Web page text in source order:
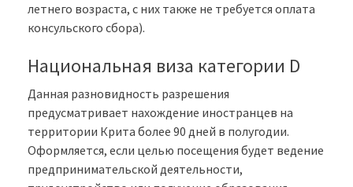
летнего возраста, с них также не требуется оплата
консульского сбора).
Национальная виза категории D
Данная разновидность разрешения
предусматривает нахождение иностранцев на
территории Крита более 90 дней в полугодии.
Оформляется, если целью посещения будет ведение
предпринимательской деятельности,